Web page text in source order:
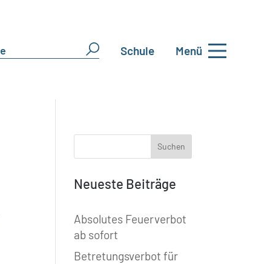
Schule Menü
Neueste Beiträge
Absolutes Feuerverbot
ab sofort
Betretungsverbot für